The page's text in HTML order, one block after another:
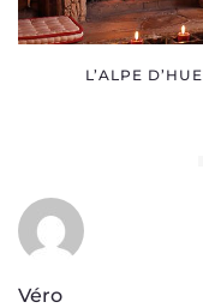
L’ALPE
Véro